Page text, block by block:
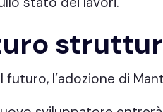
futuro, l’adozione di